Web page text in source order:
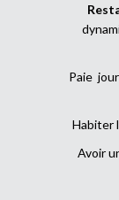
Paie
Habiter
Avoir